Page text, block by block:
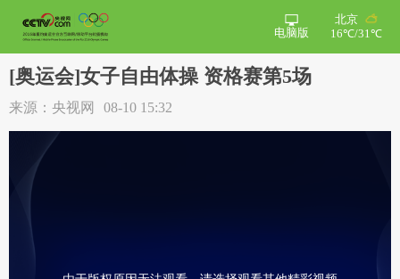
北京
16℃/31℃
电脑版
[奥运会]女子自由体操 资格赛第5场
来源：央视网 08-10 15:32